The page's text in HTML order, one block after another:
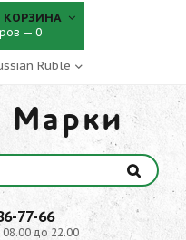
Марки
77-66
до 22.00
КОРЗИНА
— 0